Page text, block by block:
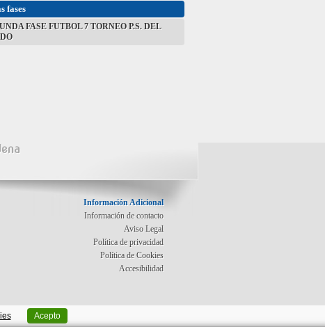
fases
FASE FUTBOL 7 TORNEO P.S. DEL
Información Adicional
Información de contacto
Aviso Legal
Política de privacidad
Política de Cookies
Accesibilidad
Acepto